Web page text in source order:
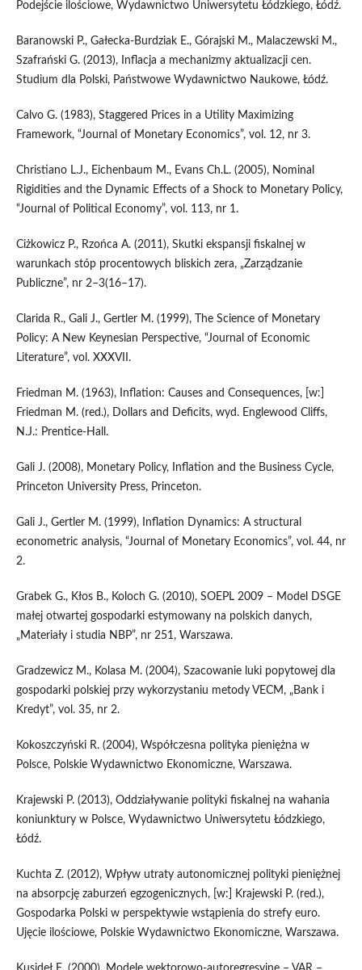
Podejście ilościowe, Wydawnictwo Uniwersytetu Łódzkiego, Łódź.
Baranowski P., Gałecka-Burdziak E., Górajski M., Malaczewski M.,
Szafrański G. (2013), Inflacja a mechanizmy aktualizacji cen.
Studium dla Polski, Państwowe Wydawnictwo Naukowe, Łódź.
Calvo G. (1983), Staggered Prices in a Utility Maximizing
Framework, “Journal of Monetary Economics”, vol. 12, nr 3.
Christiano L.J., Eichenbaum M., Evans Ch.L. (2005), Nominal
Rigidities and the Dynamic Effects of a Shock to Monetary Policy,
“Journal of Political Economy”, vol. 113, nr 1.
Ciżkowicz P., Rzońca A. (2011), Skutki ekspansji fiskalnej w
warunkach stóp procentowych bliskich zera, „Zarządzanie
Publiczne”, nr 2–3(16–17).
Clarida R., Gali J., Gertler M. (1999), The Science of Monetary
Policy: A New Keynesian Perspective, “Journal of Economic
Literature”, vol. XXXVII.
Friedman M. (1963), Inflation: Causes and Consequences, [w:]
Friedman M. (red.), Dollars and Deficits, wyd. Englewood Cliffs,
N.J.: Prentice-Hall.
Gali J. (2008), Monetary Policy, Inflation and the Business Cycle,
Princeton University Press, Princeton.
Gali J., Gertler M. (1999), Inflation Dynamics: A structural
econometric analysis, “Journal of Monetary Economics”, vol. 44, nr
2.
Grabek G., Kłos B., Koloch G. (2010), SOEPL 2009 – Model DSGE
małej otwartej gospodarki estymowany na polskich danych,
„Materiały i studia NBP”, nr 251, Warszawa.
Gradzewicz M., Kolasa M. (2004), Szacowanie luki popytowej dla
gospodarki polskiej przy wykorzystaniu metody VECM, „Bank i
Kredyt”, vol. 35, nr 2.
Kokoszczyński R. (2004), Współczesna polityka pieniężna w
Polsce, Polskie Wydawnictwo Ekonomiczne, Warszawa.
Krajewski P. (2013), Oddziaływanie polityki fiskalnej na wahania
koniunktury w Polsce, Wydawnictwo Uniwersytetu Łódzkiego,
Łódź.
Kuchta Z. (2012), Wpływ utraty autonomicznej polityki pieniężnej
na absorpcję zaburzeń egzogenicznych, [w:] Krajewski P. (red.),
Gospodarka Polski w perspektywie wstąpienia do strefy euro.
Ujęcie ilościowe, Polskie Wydawnictwo Ekonomiczne, Warszawa.